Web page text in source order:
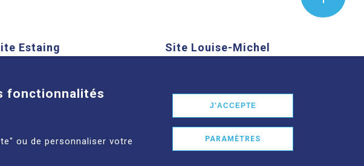
Estaing Site Louise-Michel
En savoir plus
fonctionnalités
ou de personnaliser votre
J'ACCEPTE
PARAMÈTRES